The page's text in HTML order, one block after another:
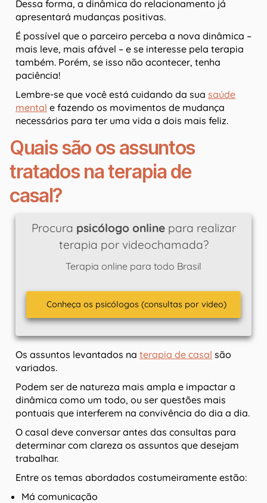
Dessa forma, a dinâmica do relacionamento já
apresentará mudanças positivas.
É possível que o parceiro perceba a nova dinâmica –
mais leve, mais afável – e se interesse pela terapia
também. Porém, se isso não acontecer, tenha
paciência!
Lembre-se que você está cuidando da sua saúde
mental e fazendo os movimentos de mudança
necessários para ter uma vida a dois mais feliz.
Quais são os assuntos
tratados na terapia de
casal?
Procura psicólogo onlinepara realizar
terapia por videochamada?
Terapia online para todo Brasil
Conheça os psicólogos (consultas por video)
Os assuntos levantados na terapia de casal são
variados.
Podem ser de natureza mais ampla e impactar a
dinâmica como um todo, ou ser questões mais
pontuais que interferem na convivência do dia a dia.
O casal deve conversar antes das consultas para
determinar com clareza os assuntos que desejam
trabalhar.
Entre os temas abordados costumeiramente estão:
Má comunicação